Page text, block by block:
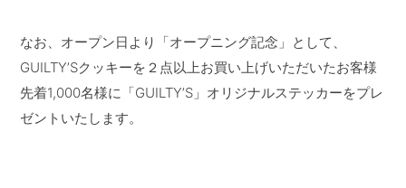
なお、オープン日より「オープニング記念」として、
GUILTY’Sクッキーを２点以上お買い上げいただいたお客様
先着1,000名様に「GUILTY’S」オリジナルステッカーをプレ
ゼントいたします。